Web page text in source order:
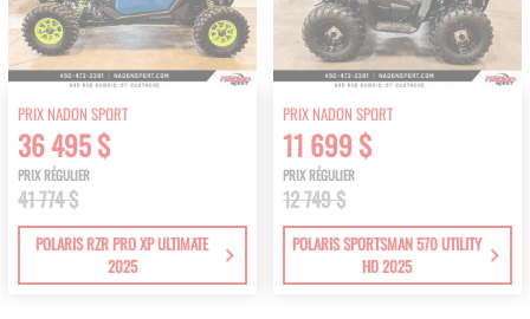
PRIX NADON SPORT
36 495 $
PRIX RÉGULIER
41 774 $
POLARIS RZR PRO XP ULTIMATE
2025
PRIX NADON SPORT
11 699 $
PRIX RÉGULIER
12 749 $
POLARIS SPORTSMAN 570 UTILITY
HD 2025